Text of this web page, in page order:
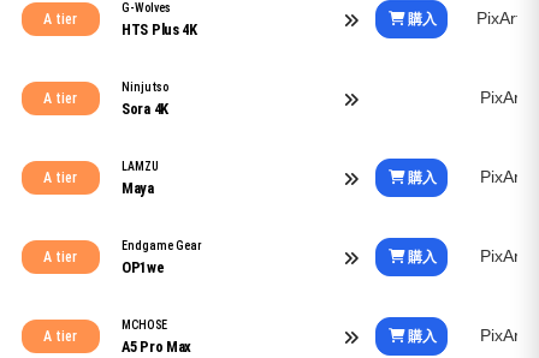
A tier
G-Wolves
HTS Plus 4K
購入 PixArt
A tier
Ninjutso
Sora 4K
PixArt
A tier
LAMZU
Maya
購入 PixArt
A tier
Endgame Gear
OP1we
購入 PixArt
A tier
MCHOSE
A5 Pro Max
購入 PixArt